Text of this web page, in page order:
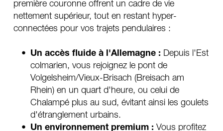
première couronne offrent un cadre de vie
nettement supérieur, tout en restant hyper-
connectées pour vos trajets pendulaires :
Un accès fluide à l'Allemagne : Depuis l'Est
colmarien, vous rejoignez le pont de
Volgelsheim/Vieux-Brisach (Breisach am
Rhein) en un quart d'heure, ou celui de
Chalampé plus au sud, évitant ainsi les goulets
d'étranglement urbains.
Un environnement premium : Vous profitez